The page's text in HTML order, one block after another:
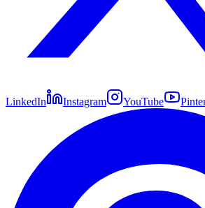
LinkedIn Instagram YouTube